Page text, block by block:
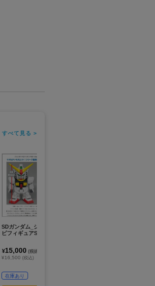
すべて見る >
SDガンダム_ジャンボソフ
ビフィギュアSD Mk-II
¥15,000 (税抜)
¥16,500 (税込)
在庫あり